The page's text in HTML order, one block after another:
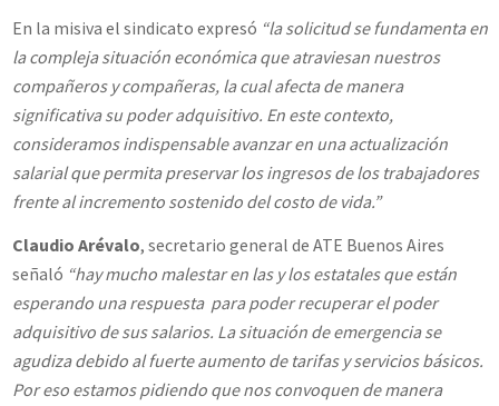
En la misiva el sindicato expresó “la solicitud se fundamenta en
la compleja situación económica que atraviesan nuestros
compañeros y compañeras, la cual afecta de manera
significativa su poder adquisitivo. En este contexto,
consideramos indispensable avanzar en una actualización
salarial que permita preservar los ingresos de los trabajadores
frente al incremento sostenido del costo de vida.”
Claudio Arévalo, secretario general de ATE Buenos Aires
señaló “hay mucho malestar en las y los estatales que están
esperando una respuesta para poder recuperar el poder
adquisitivo de sus salarios. La situación de emergencia se
agudiza debido al fuerte aumento de tarifas y servicios básicos.
Por eso estamos pidiendo que nos convoquen de manera